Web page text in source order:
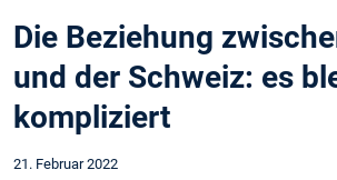
Die Beziehung
und der Schweiz: es
kompliziert
21. Februar 2022